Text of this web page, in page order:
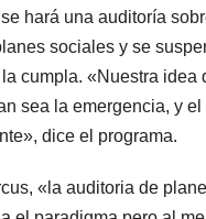
hará una auditoría
sociales y se
cumpla. «Nuestra idea
sea la emergencia, y
dice el programa.
«la auditoria de